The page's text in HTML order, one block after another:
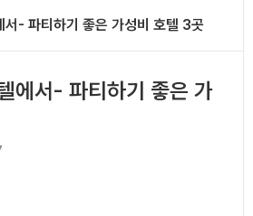
서- 파티하기 좋은 가성비 호텔 3곳
에서- 파티하기 좋은 가